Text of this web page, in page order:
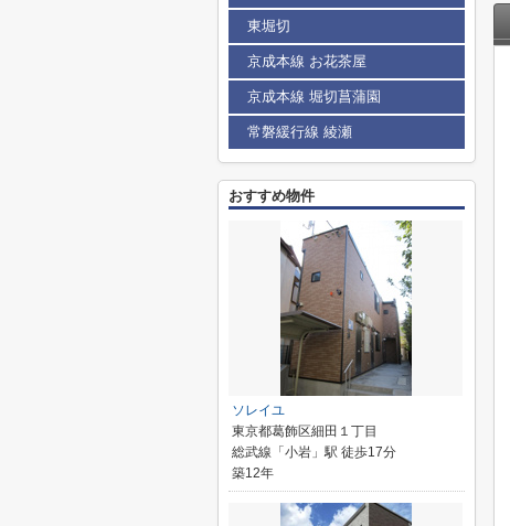
東堀切
京成本線 お花茶屋
京成本線 堀切菖蒲園
常磐緩行線 綾瀬
おすすめ物件
ソレイユ
東京都葛飾区細田１丁目
総武線「小岩」駅 徒歩17分
築12年